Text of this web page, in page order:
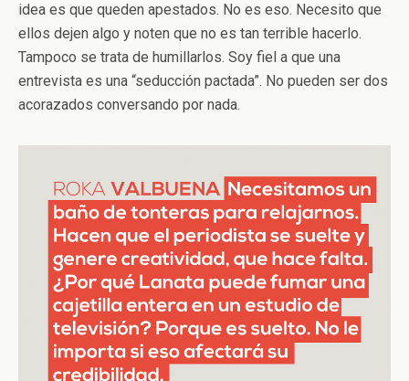
idea es que queden apestados. No es eso. Necesito que
ellos dejen algo y noten que no es tan terrible hacerlo.
Tampoco se trata de humillarlos. Soy fiel a que una
entrevista es una “seducción pactada”. No pueden ser dos
acorazados conversando por nada.